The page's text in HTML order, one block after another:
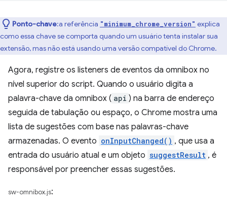
Ponto-chave:a referência "minimum_chrome_version" explica
como essa chave se comporta quando um usuário tenta instalar sua
extensão, mas não está usando uma versão compatível do Chrome.
Agora, registre os listeners de eventos da omnibox no
nível superior do script. Quando o usuário digita a
palavra-chave da omnibox ( api ) na barra de endereço
seguida de tabulação ou espaço, o Chrome mostra uma
lista de sugestões com base nas palavras-chave
armazenadas. O evento onInputChanged() , que usa a
entrada do usuário atual e um objeto suggestResult , é
responsável por preencher essas sugestões.
sw-omnibox.js: